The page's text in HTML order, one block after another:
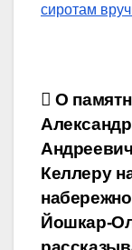
сиротам
по
О
Келлеру
Йошкар-